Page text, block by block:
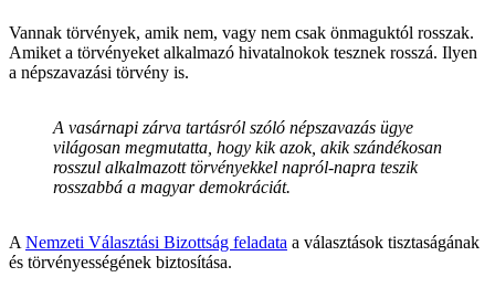
Vannak törvények, amik nem, vagy nem csak önmaguktól rosszak.
Amiket a törvényeket alkalmazó hivatalnokok tesznek rosszá. Ilyen
a népszavazási törvény is.
A vasárnapi zárva tartásról szóló népszavazás ügye
világosan megmutatta, hogy kik azok, akik szándékosan
rosszul alkalmazott törvényekkel napról-napra teszik
rosszabbá a magyar demokráciát.
A Nemzeti Választási Bizottság feladata a választások tisztaságának
és törvényességének biztosítása.